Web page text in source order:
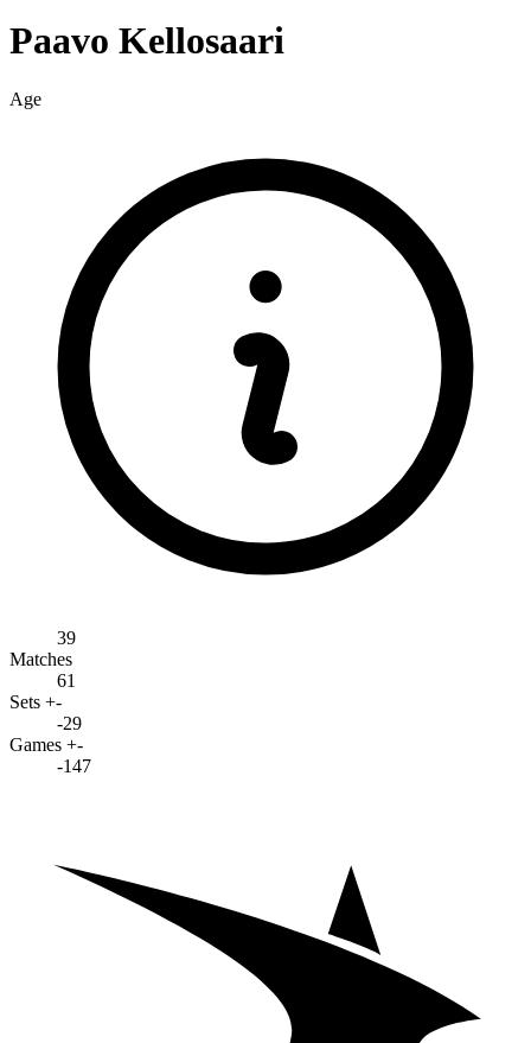
Paavo Kellosaari
Age
39
Matches
61
Sets +-
-29
Games +-
-147